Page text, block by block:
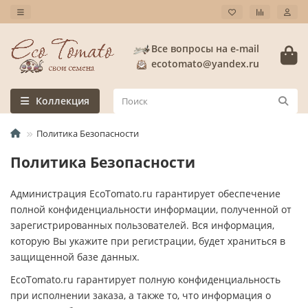
Все вопросы на e-mail
ecotomato@yandex.ru
Коллекция
Политика Безопасности
Политика Безопасности
Администрация EcoTomato.ru гарантирует обеспечение
полной конфиденциальности информации, полученной от
зарегистрированных пользователей. Вся информация,
которую Вы укажите при регистрации, будет храниться в
защищенной базе данных.
EcoTomato.ru гарантирует полную конфиденциальность
при исполнении заказа, а также то, что информация о